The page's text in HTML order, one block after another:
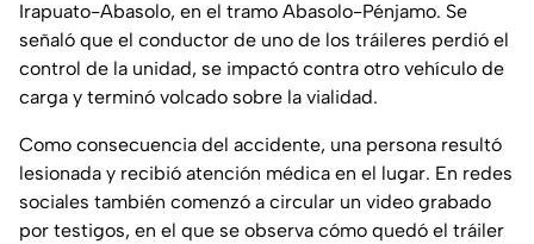
Irapuato-Abasolo, en el tramo Abasolo-Pénjamo. Se
señaló que el conductor de uno de los tráileres perdió el
control de la unidad, se impactó contra otro vehículo de
carga y terminó volcado sobre la vialidad.
Como consecuencia del accidente, una persona resultó
lesionada y recibió atención médica en el lugar. En redes
sociales también comenzó a circular un video grabado
por testigos, en el que se observa cómo quedó el tráiler